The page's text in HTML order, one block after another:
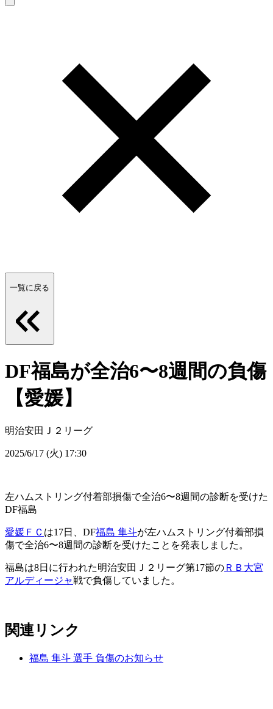
一覧に戻る
DF福島が全治6〜8週間の負傷
【愛媛】
明治安田Ｊ２リーグ
2025/6/17 (火) 17:30
左ハムストリング付着部損傷で全治6〜8週間の診断を受けた
DF福島
愛媛ＦＣ は17日、DF福島 隼斗が左ハムストリング付着部損
傷で全治6〜8週間の診断を受けたことを発表しました。
福島は8日に行われた明治安田Ｊ２リーグ第17節の ＲＢ大宮
アルディージャ戦で負傷していました。
関連リンク
福島 隼斗 選手 負傷のお知らせ